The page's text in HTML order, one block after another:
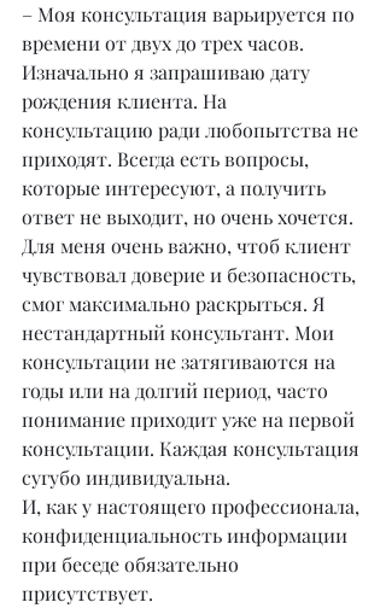
– Моя консультация варьируется по
времени от двух до трех часов.
Изначально я запрашиваю дату
рождения клиента. На
консультацию ради любопытства не
приходят. Всегда есть вопросы,
которые интересуют, а получить
ответ не выходит, но очень хочется.
Для меня очень важно, чтоб клиент
чувствовал доверие и безопасность,
смог максимально раскрыться. Я
нестандартный консультант. Мои
консультации не затягиваются на
годы или на долгий период, часто
понимание приходит уже на первой
консультации. Каждая консультация
сугубо индивидуальна.
И, как у настоящего профессионала,
конфиденциальность информации
при беседе обязательно
присутствует.